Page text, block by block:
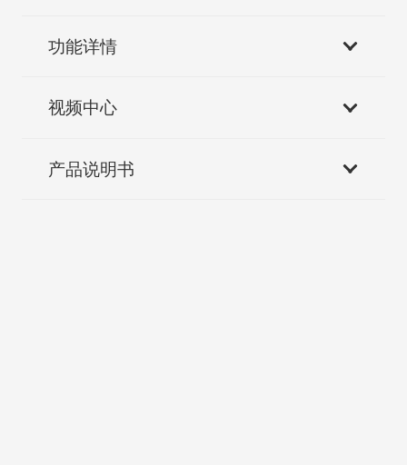
功能详情
视频中心
产品说明书